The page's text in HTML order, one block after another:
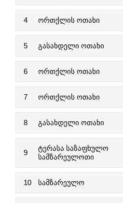
4 ორთქლის ოთახი
5 გასახდელი ოთახი
6 ორთქლის ოთახი
7 ორთქლის ოთახი
8 გასახდელი ოთახი
9
ტერასა საზაფხულო
სამზარეულოთი
10 სამზარეულო